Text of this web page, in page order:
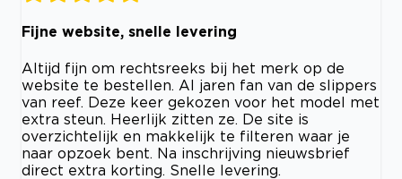
Fijne website, snelle levering
Altijd fijn om rechtsreeks bij het merk op de
website te bestellen. Al jaren fan van de slippers
van reef. Deze keer gekozen voor het model met
extra steun. Heerlijk zitten ze. De site is
overzichtelijk en makkelijk te filteren waar je
naar opzoek bent. Na inschrijving nieuwsbrief
direct extra korting. Snelle levering.